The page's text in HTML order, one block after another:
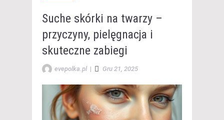
Suche skórki na twarzy –
przyczyny, pielęgnacja i
skuteczne zabiegi
evepolka.pl | Gru 21, 2025